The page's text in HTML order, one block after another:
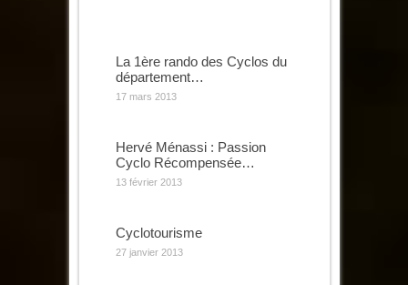
La 1ère rando des Cyclos du
département…
17 mars 2013
Hervé Ménassi : Passion
Cyclo Récompensée…
13 février 2013
Cyclotourisme
27 janvier 2013